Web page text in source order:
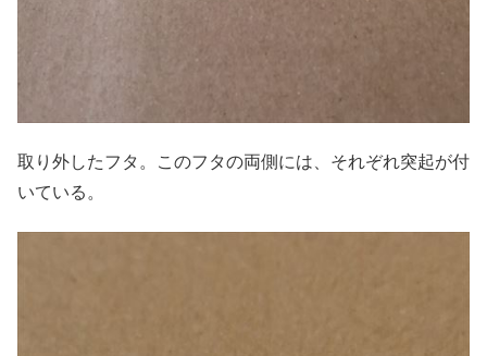
取り外したフタ。このフタの両側には、それぞれ突起が付
いている。